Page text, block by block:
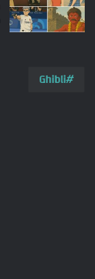
Ghibli